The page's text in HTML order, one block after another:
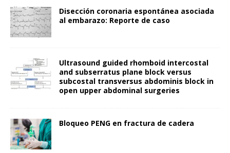
Disección coronaria espontánea asociada
al embarazo: Reporte de caso
Ultrasound guided rhomboid intercostal
and subserratus plane block versus
subcostal transversus abdominis block in
open upper abdominal surgeries
Bloqueo PENG en fractura de cadera